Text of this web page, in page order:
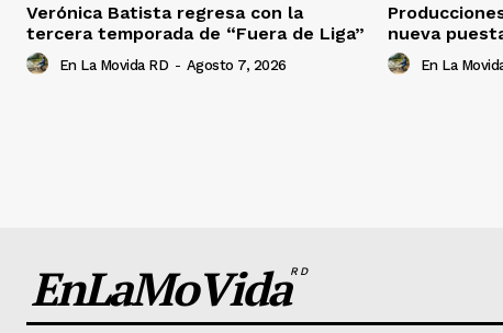
Verónica Batista regresa con la
tercera temporada de “Fuera de Liga”
En La Movida RD - Agosto 7, 2026
nueva
En La
EnLaMoVidaRD